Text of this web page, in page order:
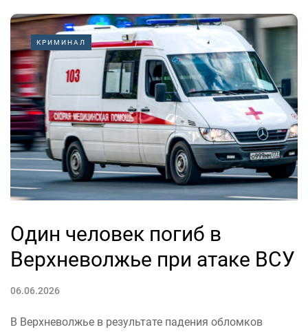
КРИМИНАЛ
Один человек погиб в
Верхневолжье при атаке ВСУ
06.06.2026
В Верхневолжье в результате падения обломков